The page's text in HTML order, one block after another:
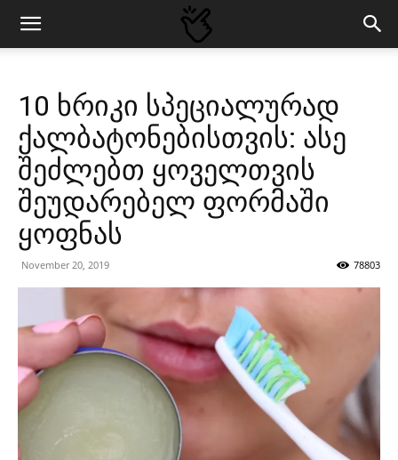
10 ხრიკი სპეციალურად
ქალბატონებისთვის: ასე
შეძლებთ ყოველთვის
შეუდარებელ ფორმაში
ყოფნას
November 20, 2019 78803